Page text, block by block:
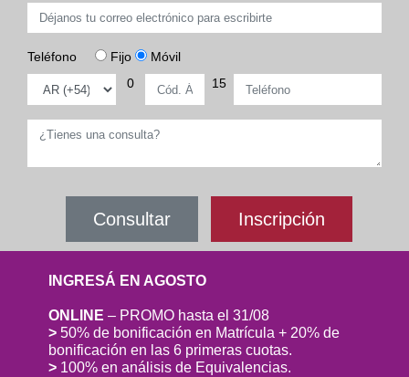
Teléfono Fijo
Móvil
0
15
Consultar Inscripción
INGRESÁ EN AGOSTO
ONLINE – PROMO hasta el 31/08
> 50% de bonificación en Matrícula + 20% de
bonificación en las 6 primeras cuotas.
> 100% en análisis de Equivalencias.